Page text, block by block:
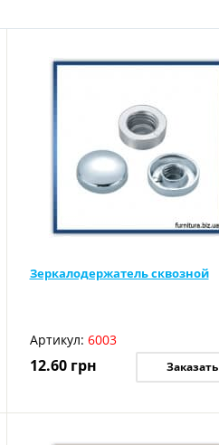
Зеркалодержатель сквозной
Артикул: 6003
12.60 грн Заказать